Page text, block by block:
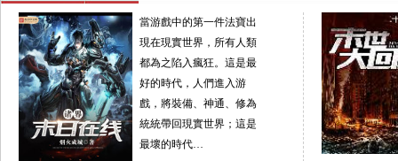
當游戲中的第一件法寶出
現在現實世界，所有人類
都為之陷入瘋狂。這是最
好的時代，人們進入游
戲，將裝備、神通、修為
統統帶回現實世界；這是
最壞的時代…